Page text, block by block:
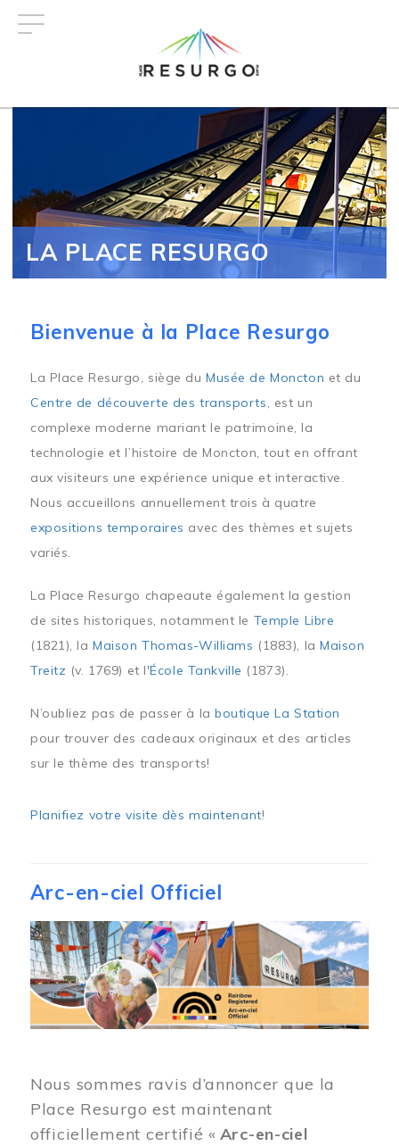
LA PLACE RESURGO
Bienvenue à la Place Resurgo
La Place Resurgo, siège duMusée de Moncton et du
Centre de découverte des transports, est un
complexe moderne mariant le patrimoine, la
technologie et l’histoire de Moncton, tout en offrant
aux visiteurs une expérience unique et interactive.
Nous accueillons annuellement trois à quatre
expositions temporaires avec des thèmes et sujets
variés.
La Place Resurgo chapeaute également la gestion
de sites historiques, notamment le Temple Libre
(1821), laMaison Thomas-Williams (1883), laMaison
Treitz (v. 1769) et l'École Tankville (1873).
N’oubliez pas de passer à laboutique La Station
pour trouver des cadeaux originaux et des articles
sur le thème des transports!
Planifiez votre visite dès maintenant!
Arc-en-ciel Officiel
Image
Nous sommes ravis d’annoncer que la
Place Resurgo est maintenant
officiellement certifié « Arc-en-ciel